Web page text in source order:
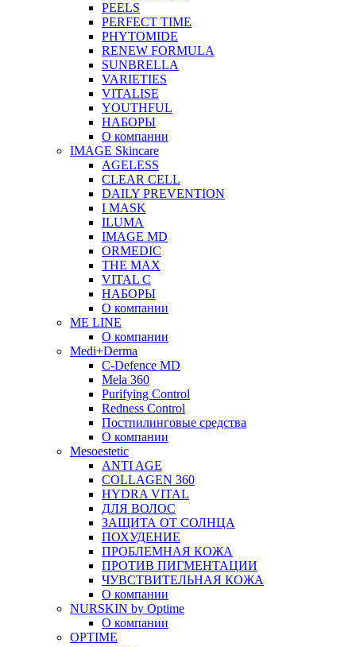
PEELS
PERFECT TIME
PHYTOMIDE
RENEW FORMULA
SUNBRELLA
VARIETIES
VITALISE
YOUTHFUL
НАБОРЫ
О компании
IMAGE Skincare
AGELESS
CLEAR CELL
DAILY PREVENTION
I MASK
ILUMA
IMAGE MD
ORMEDIC
THE MAX
VITAL C
НАБОРЫ
О компании
ME LINE
О компании
Medi+Derma
C-Defence MD
Mela 360
Purifying Control
Redness Control
Постпилинговые средства
О компании
Mesoestetic
ANTI AGE
COLLAGEN 360
HYDRA VITAL
ДЛЯ ВОЛОС
ЗАЩИТА ОТ СОЛНЦА
ПОХУДЕНИЕ
ПРОБЛЕМНАЯ КОЖА
ПРОТИВ ПИГМЕНТАЦИИ
ЧУВСТВИТЕЛЬНАЯ КОЖА
О компании
NURSKIN by Optime
О компании
OPTIME